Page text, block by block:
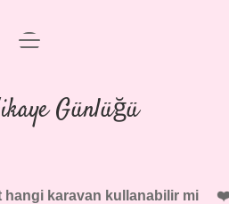
Anasayfa
Politikası
menüyü
Günlüğü
hangi karavan kullanabilir mi